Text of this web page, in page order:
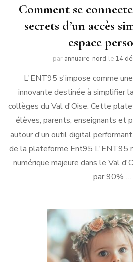
Comment se
secrets d’un accès
espace
par annuaire-nord le 14
L'ENT95 s'impose comme
innovante destinée à simplifier
collèges du Val d'Oise. Cette
élèves, parents, enseignants et
autour d'un outil digital
de la plateforme Ent95 L'ENT95
numérique majeure dans le Val
par 90% …